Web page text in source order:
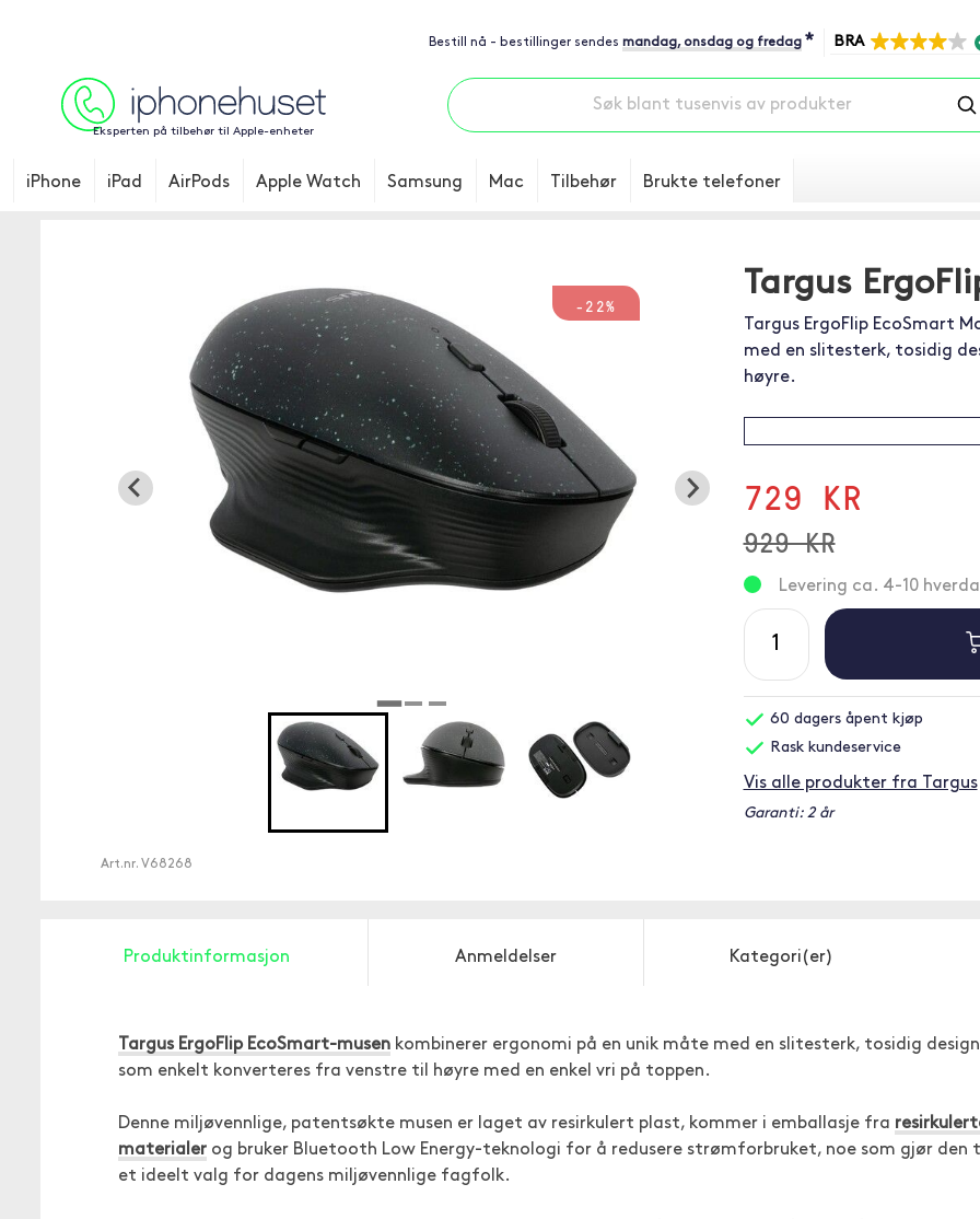
Bestill nå - bestillinger sendes mandag, onsdag og fredag * BRA
Eksperten på tilbehør til Apple-enheter
iPhone iPad AirPods Apple Watch Samsung Mac Tilbehør Brukte telefoner
-22%
Art.nr. V68268
Targus
Targus ErgoFlip EcoSmart
med en slitesterk, tosidig
høyre.
729 KR
929 KR
Levering ca. 4-10
60 dagers åpent kjøp
Rask kundeservice
Vis alle produkter fra Targus
Garanti: 2 år
Produktinformasjon Anmeldelser Kategori(er)
Targus ErgoFlip EcoSmart-musen kombinerer ergonomi på en unik måte med en slitesterk, tosidig design
som enkelt konverteres fra venstre til høyre med en enkel vri på toppen.
Denne miljøvennlige, patentsøkte musen er laget av resirkulert plast, kommer i emballasje fra
materialer og bruker Bluetooth Low Energy-teknologi for å redusere strømforbruket, noe som gjør den
et ideelt valg for dagens miljøvennlige fagfolk.